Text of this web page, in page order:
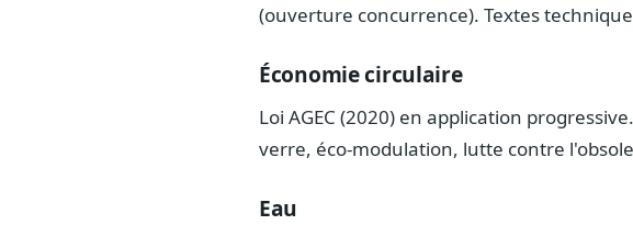
(ouverture concurrence). Textes
Économie circulaire
Loi AGEC (2020) en application
verre, éco-modulation, lutte contre
Eau